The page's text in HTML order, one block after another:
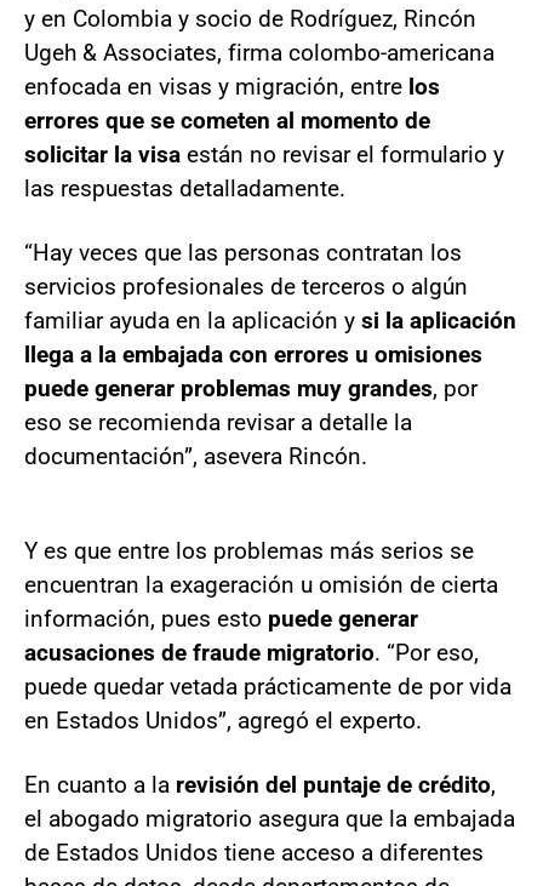
y en Colombia y socio de Rodríguez, Rincón
Ugeh & Associates, firma colombo-americana
enfocada en visas y migración, entre los
errores que se cometen al momento de
solicitar la visa están no revisar el formulario y
las respuestas detalladamente.
“Hay veces que las personas contratan los
servicios profesionales de terceros o algún
familiar ayuda en la aplicación y si la aplicación
llega a la embajada con errores u omisiones
puede generar problemas muy grandes, por
eso se recomienda revisar a detalle la
documentación”, asevera Rincón.
Y es que entre los problemas más serios se
encuentran la exageración u omisión de cierta
información, pues esto puede generar
acusaciones de fraude migratorio. “Por eso,
puede quedar vetada prácticamente de por vida
en Estados Unidos”, agregó el experto.
En cuanto a la revisión del puntaje de crédito,
el abogado migratorio asegura que la embajada
de Estados Unidos tiene acceso a diferentes